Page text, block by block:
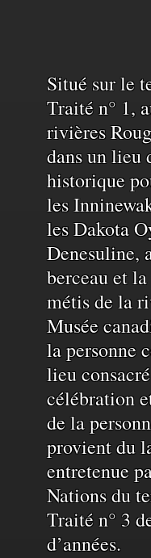
du
et
de
l'eau
Situé sur le
Traité n° 1,
rivières
dans un lieu
historique
les
les Dakota
Denesuline,
berceau et
métis de la
Musée
la personne
lieu
célébration
de la
provient du
entretenue
Nations du
Traité n° 3
d’années.